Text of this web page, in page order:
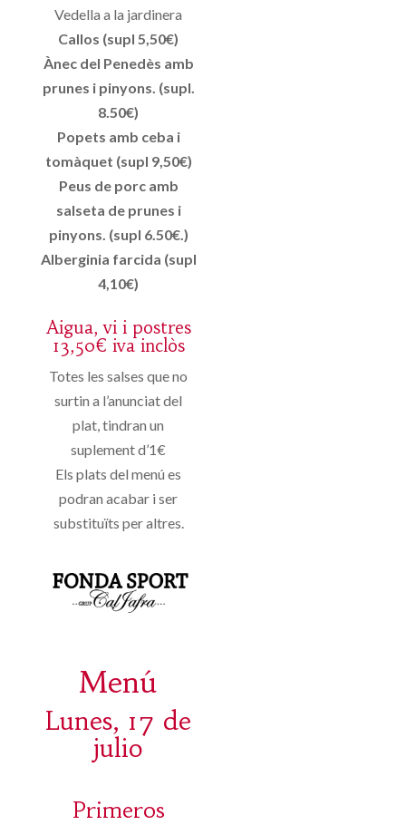
Vedella a la jardinera
Callos (supl 5,50€)
Ànec del Penedès amb
prunes i pinyons. (supl.
8.50€)
Popets amb ceba i
tomàquet (supl 9,50€)
Peus de porc amb
salseta de prunes i
pinyons. (supl 6.50€.)
Alberginia farcida (supl
4,10€)
Aigua, vi i postres
13,50€ iva inclòs
Totes les salses que no
surtin a l’anunciat del
plat, tindran un
suplement d’1€
Els plats del menú es
podran acabar i ser
substituïts per altres.
Menú
Lunes, 17 de
julio
Primeros